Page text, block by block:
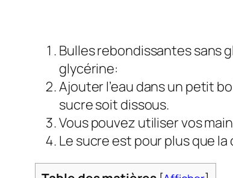
Bulles rebondissantes sans
glycérine:
Ajouter l’eau dans un petit
sucre soit dissous.
Vous pouvez utiliser vos
Le sucre est pour plus que la